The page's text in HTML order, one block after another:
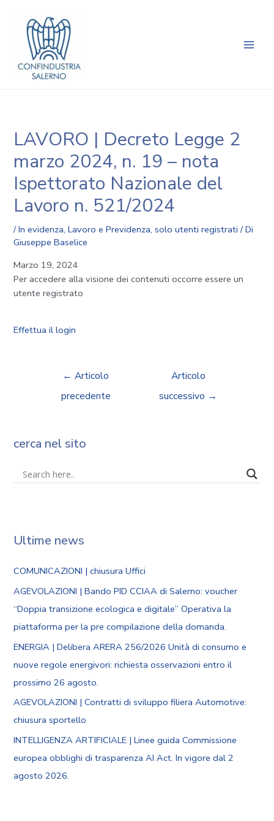
contenuto
LAVORO | Decreto Legge 2
marzo 2024, n. 19 – nota
Ispettorato Nazionale del
Lavoro n. 521/2024
/In evidenza,Lavoro e Previdenza,solo utenti registrati / Di
Giuseppe Baselice
Marzo 19, 2024
Per accedere alla visione dei contenuti occorre essere un
utente registrato
Effettua il login
articoli
← Articolo
precedente
Articolo
successivo →
cerca nel sito
Ultime news
COMUNICAZIONI | chiusura Uffici
AGEVOLAZIONI | Bando PID CCIAA di Salerno: voucher
“Doppia transizione ecologica e digitale” Operativa la
piattaforma per la pre compilazione della domanda.
ENERGIA | Delibera ARERA 256/2026 Unità di consumo e
nuove regole energivori: richiesta osservazioni entro il
prossimo 26 agosto.
AGEVOLAZIONI | Contratti di sviluppo filiera Automotive:
chiusura sportello
INTELLIGENZA ARTIFICIALE | Linee guida Commissione
europea obblighi di trasparenza AI Act. In vigore dal 2
agosto 2026.